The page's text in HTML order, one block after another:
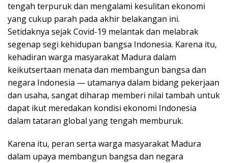
tengah terpuruk dan mengalami kesulitan ekonomi
yang cukup parah pada akhir belakangan ini.
Setidaknya sejak Covid-19 melantak dan melabrak
segenap segi kehidupan bangsa Indonesia. Karena itu,
kehadiran warga masyarakat Madura dalam
keikutsertaan menata dan membangun bangsa dan
negara Indonesia — utamanya dalam bidang pekerjaan
dan usaha, sangat diharap memberi nilai tambah untuk
dapat ikut meredakan kondisi ekonomi Indonesia
dalam tataran global yang tengah memburuk.
Karena itu, peran serta warga masyarakat Madura
dalam upaya membangun bangsa dan negara